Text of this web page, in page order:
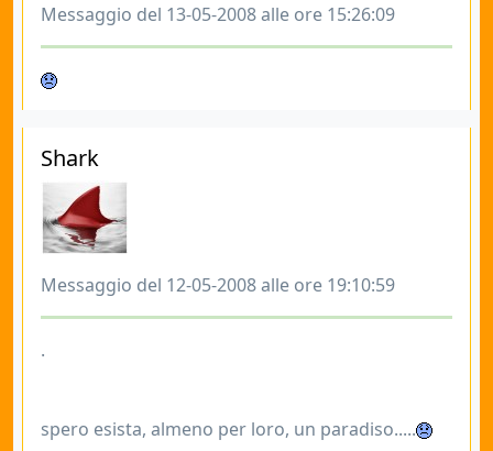
Messaggio del 13-05-2008 alle ore 15:26:09
Shark
Messaggio del 12-05-2008 alle ore 19:10:59
.
spero esista, almeno per loro, un paradiso.....